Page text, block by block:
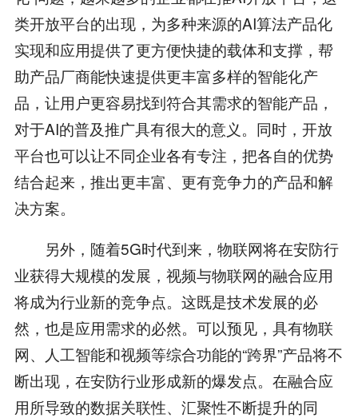
类开放平台的出现，为多种来源的AI算法产品化
实现和应用提供了更方便快捷的载体和支撑，帮
助产品厂商能快速提供更丰富多样的智能化产
品，让用户更容易找到符合其需求的智能产品，
对于AI的普及推广具有很大的意义。同时，开放
平台也可以让不同企业各有专注，把各自的优势
结合起来，推出更丰富、更有竞争力的产品和解
决方案。
另外，随着5G时代到来，物联网将在安防行
业获得大规模的发展，视频与物联网的融合应用
将成为行业新的竞争点。这既是技术发展的必
然，也是应用需求的必然。可以预见，具有物联
网、人工智能和视频等综合功能的“跨界”产品将不
断出现，在安防行业形成新的爆发点。在融合应
用所导致的数据关联性、汇聚性不断提升的同